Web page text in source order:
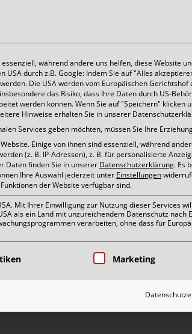
Heute für
VI
während andere uns helfen, diese Website
durch z.B. Google: Indem Sie auf "Alles
Die USA werden vom Europäischen
das Risiko, dass Ihre Daten durch US-
werden können. Wenn Sie auf "Speichern" klicken
Hinweise erhalten Sie in unserer
Services geben möchten, müssen Sie Ihre
Einige von ihnen sind essenziell, während
(z. B. IP-Adressen), z. B. für personalisierte
Daten finden Sie in unserer Datenschutzerklärung. Es
Ihre Auswahl jederzeit unter Einstellungen
der Website verfügbar sind.
Mit Ihrer Einwilligung zur Nutzung dieser Services
als ein Land mit unzureichendem Datenschutz nach
verarbeiten, ohne dass für
Gruppen, für die eine
Marketing